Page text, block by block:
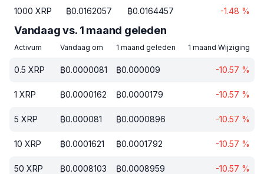
1000 XRP ₿0.0162057 ₿0.0164457 -1.48 %
Vandaag vs. 1 maand geleden
Activum Vandaag om 1 maand geleden 1 maand Wijziging
0.5 XRP ₿0.0000081 ₿0.000009 -10.57 %
1 XRP ₿0.0000162 ₿0.0000179 -10.57 %
5 XRP ₿0.000081 ₿0.0000896 -10.57 %
10 XRP ₿0.0001621 ₿0.0001792 -10.57 %
50 XRP ₿0.0008103 ₿0.0008959 -10.57 %